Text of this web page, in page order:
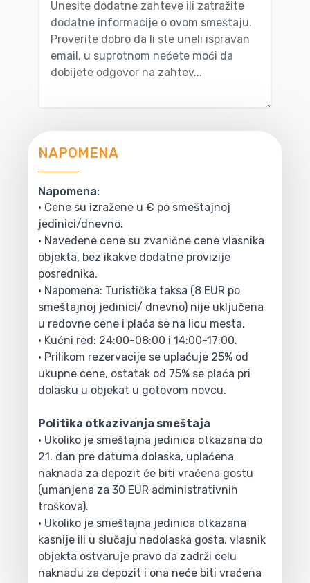
NAPOMENA
Napomena:
• Cene su izražene u € po smeštajnoj
jedinici/dnevno.
• Navedene cene su zvanične cene vlasnika
objekta, bez ikakve dodatne provizije
posrednika.
• Napomena: Turistička taksa (8 EUR po
smeštajnoj jedinici/ dnevno) nije uključena
u redovne cene i plaća se na licu mesta.
• Kućni red: 24:00-08:00 i 14:00-17:00.
• Prilikom rezervacije se uplaćuje 25% od
ukupne cene, ostatak od 75% se plaća pri
dolasku u objekat u gotovom novcu.
Politika otkazivanja smeštaja
• Ukoliko je smeštajna jedinica otkazana do
21. dan pre datuma dolaska, uplaćena
naknada za depozit će biti vraćena gostu
(umanjena za 30 EUR administrativnih
troškova).
• Ukoliko je smeštajna jedinica otkazana
kasnije ili u slučaju nedolaska gosta, vlasnik
objekta ostvaruje pravo da zadrži celu
naknadu za depozit i ona neće biti vraćena